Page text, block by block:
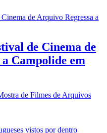
de Cinema de
Campolide em
de Filmes de Arquivos